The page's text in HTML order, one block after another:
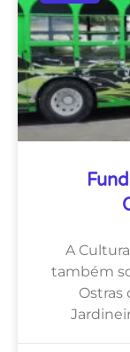
A
também
Ostras